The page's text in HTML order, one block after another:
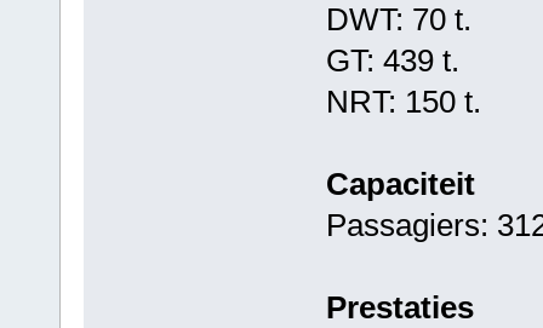
DWT: 70 t.
GT: 439 t.
NRT: 150 t.
Capaciteit
Passagiers:
Prestaties